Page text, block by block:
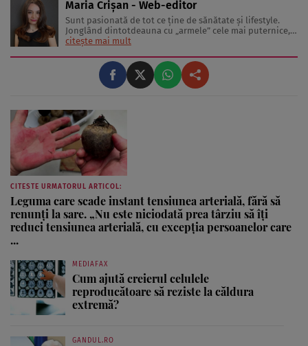
Maria Crișan - Web-editor
Sunt pasionată de tot ce ține de sănătate și lifestyle.
Jonglând dintotdeauna cu „armele” cele mai puternice,
cuvintele, îmi place să împărtășesc cu cititorii diverse
sănătos și frumos. Lucrez în jurnalism de 3 ani, ...
citește mai mult
CITESTE URMATORUL ARTICOL:
Leguma care scade instant tensiunea arterială, fără să
renunți la sare. „Nu este niciodată prea târziu să îți
reduci tensiunea arterială, cu excepția persoanelor care
...
MEDIAFAX
Cum ajută creierul celulele
reproducătoare să reziste la căldura
extremă?
GANDUL.RO